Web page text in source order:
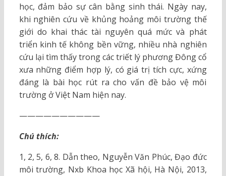
học, đảm bảo sự cân bằng sinh thái. Ngày nay,
khi nghiên cứu về khủng hoảng môi trường thế
giới do khai thác tài nguyên quá mức và phát
triển kinh tế không bền vững, nhiều nhà nghiên
cứu lại tìm thấy trong các triết lý phương Đông cổ
xưa những điểm hợp lý, có giá trị tích cực, xứng
đáng là bài học rút ra cho vấn đề bảo vệ môi
trường ở Việt Nam hiện nay.
——————————
Chú thích:
1, 2, 5, 6, 8. Dẫn theo, Nguyễn Văn Phúc, Đạo đức
môi trường, Nxb Khoa học Xã hội, Hà Nội, 2013,